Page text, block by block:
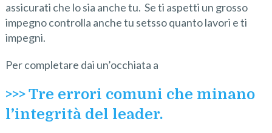
assicurati che lo sia anche tu. Se ti aspetti un grosso
impegno controlla anche tu setsso quanto lavori e ti
impegni.
Per completare dai un’occhiata a
>>> Tre errori comuni che minano
l’integrità del leader.